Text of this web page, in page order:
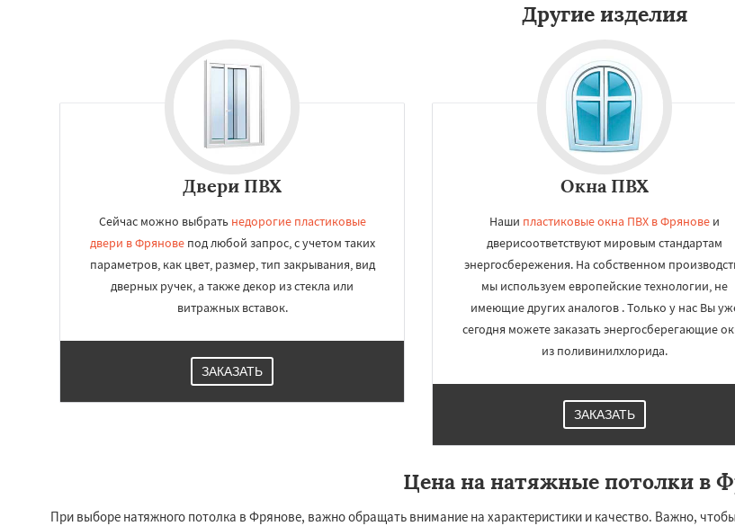
Другие изделия
Двери ПВХ
Сейчас можно выбрать недорогие пластиковые
двери в Фряновепод любой запрос, с учетом таких
параметров, как цвет, размер, тип закрывания, вид
дверных ручек, а также декор из стекла или
витражных вставок.
ЗАКАЗАТЬ
Окна ПВХ
Наши пластиковые окна ПВХ в Фрянове и
дверисоответствуют мировым стандартам
энергосбережения. На собственном
мы используем европейские технологии, не
имеющие других аналогов . Только у нас Вы
сегодня можете заказать энергосберегающие
из поливинилхлорида.
ЗАКАЗАТЬ
Цена на натяжные потолки в
При выборе натяжного потолка в Фрянове, важно обращать внимание на характеристики и качество. Важно,